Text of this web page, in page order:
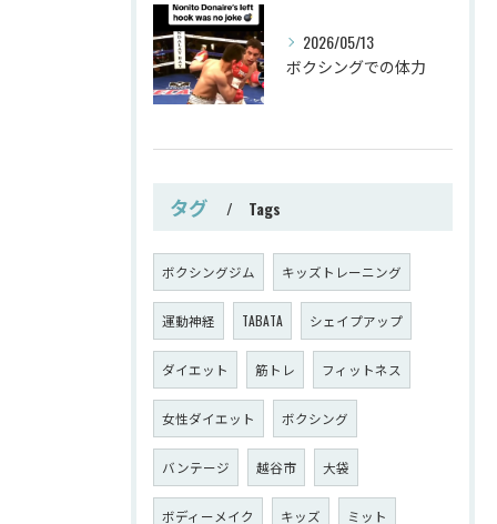
2026/05/13
ボクシングでの体力
タグ Tags
ボクシングジム キッズトレーニング
運動神経 TABATA シェイプアップ
ダイエット 筋トレ フィットネス
女性ダイエット ボクシング
バンテージ 越谷市 大袋
ボディーメイク キッズ ミット